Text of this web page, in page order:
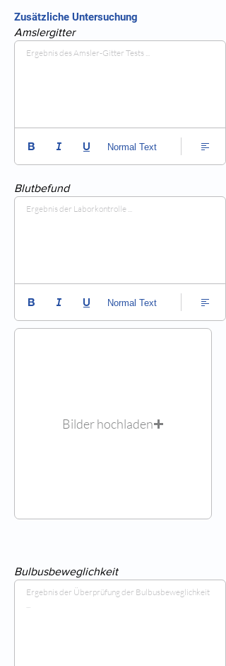
Zusätzliche Untersuchung
Amslergitter
Ergebnis des Amsler-Gitter Tests ...
Normal Text
Blutbefund
Ergebnis der Laborkontrolle ...
Normal Text
Bilder hochladen
Bulbusbeweglichkeit
Ergebnis der Überprüfung der Bulbusbeweglichkeit
...